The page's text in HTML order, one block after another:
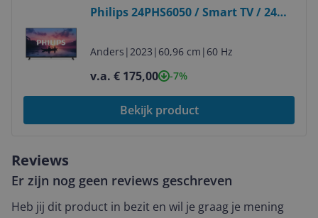
Philips 24PHS6050 / Smart TV / 24
Anders |2023 | 60,96 cm | 60 Hz
v.a. € 175,00 -7%
Bekijk product
Reviews
Er zijn nog geen reviews geschreven
Heb jij dit product in bezit en wil je graag je mening